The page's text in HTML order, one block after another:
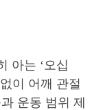
아는 ‘오십
이 어깨 관절
운동 범위 제